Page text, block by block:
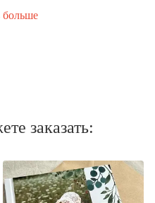
больше
заказать: